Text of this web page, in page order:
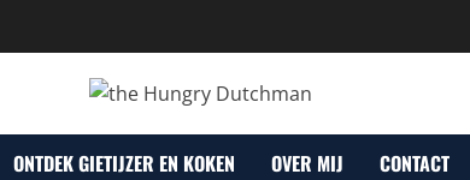
ONTDEK GIETIJZER EN KOKEN OVER MIJ CONTACT